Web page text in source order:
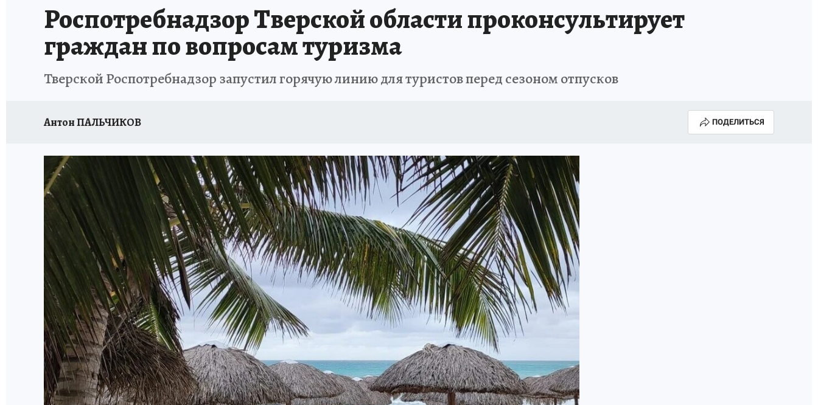
Роспотребнадзор Тверской области проконсультирует
граждан по вопросам туризма
Тверской Роспотребнадзор запустил горячую линию для туристов перед сезоном отпусков
Антон ПАЛЬЧИКОВ ПОДЕЛИТЬСЯ